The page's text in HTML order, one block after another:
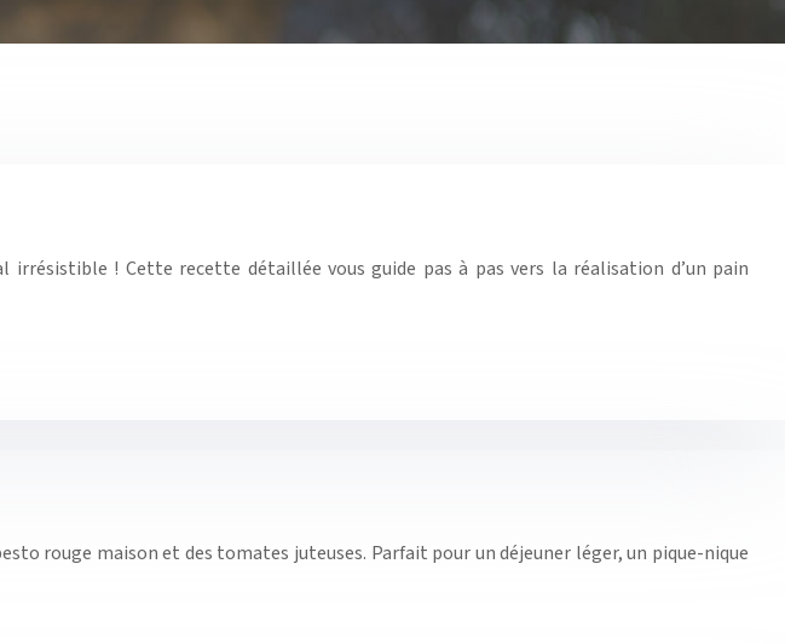
! Cette recette détaillée vous guide pas à pas vers la réalisation d’un pain
rouge maison et des tomates juteuses. Parfait pour un déjeuner léger, un pique-nique